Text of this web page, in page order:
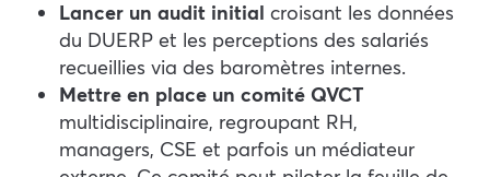
Lancer un audit initial croisant les données
du DUERP et les perceptions des salariés
recueillies via des baromètres internes.
Mettre en place un comité QVCT
multidisciplinaire, regroupant RH,
managers, CSE et parfois un médiateur